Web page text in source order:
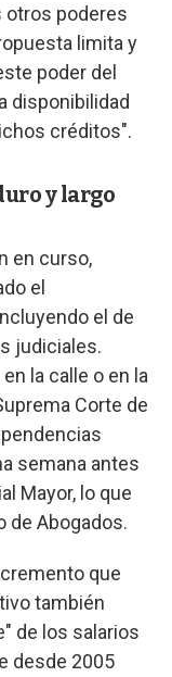
otros poderes
limita y
poder del
disponibilidad
créditos".
y largo
en curso,
el
el de
judiciales.
la calle o en la
Corte de
semana antes
Mayor, lo que
de Abogados.
que
también
de los salarios
desde 2005